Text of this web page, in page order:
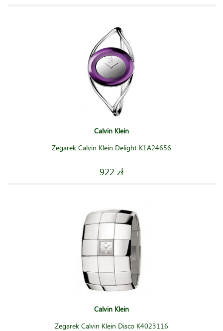
Calvin Klein
Zegarek Calvin Klein Delight K1A24656
922 zł
Calvin Klein
Zegarek Calvin Klein Disco K4023116